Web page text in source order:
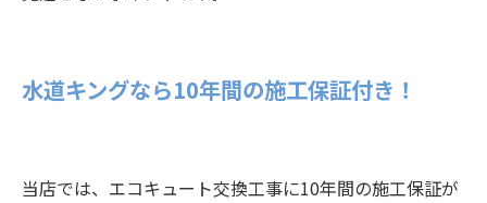
水道キングなら10年間の施工保証付き！
当店では、エコキュート交換工事に10年間の施工保証が